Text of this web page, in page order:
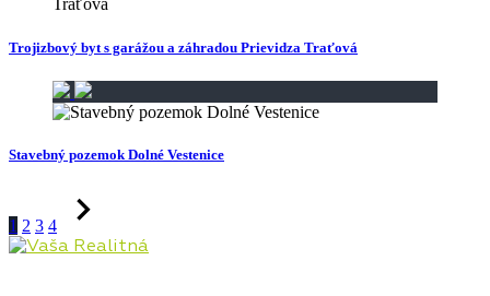
Trojizbový byt s garážou a záhradou Prievidza Traťová
Stavebný pozemok Dolné Vestenice
1 2 3 4